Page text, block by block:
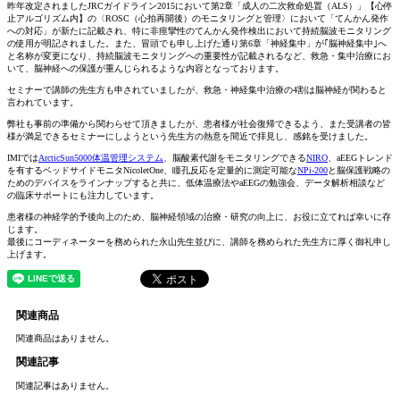
昨年改定されましたJRCガイドライン2015において第2章「成人の二次救命処置（ALS）」【心停
止アルゴリズム内】の〈ROSC（心拍再開後）のモニタリングと管理〉において「てんかん発作
への対応」が新たに記載され、特に非痙攣性のてんかん発作検出において持続脳波モニタリング
の使用が明記されました。また、冒頭でも申し上げた通り第6章「神経集中」が｢脳神経集中｣へ
と名称が変更になり、持続脳波モニタリングへの重要性が記載されるなど、救急・集中治療にお
いて、脳神経への保護が重んじられるような内容となっております。
セミナーで講師の先生方も申されていましたが、救急・神経集中治療の4割は脳神経が関わると
言われています。
弊社も事前の準備から関わらせて頂きましたが、患者様が社会復帰できるよう、また受講者の皆
様が満足できるセミナーにしようという先生方の熱意を間近で拝見し、感銘を受けました。
IMIではArcticSun5000体温管理システム 、脳酸素代謝をモニタリングできるNIRO 、aEEGトレンド
を有するベッドサイドモニタNicoletOne 、瞳孔反応を定量的に測定可能なNPi-200と脳保護戦略の
ためのデバイスをラインナップすると共に、低体温療法やaEEGの勉強会、データ解析相談など
の臨床サポートにも注力しています。
患者様の神経学的予後向上のため、脳神経領域の治療・研究の向上に、お役に立てれば幸いに存
じます。
最後にコーディネーターを務められた永山先生並びに、講師を務められた先生方に厚く御礼申し
上げます。
関連商品
関連商品はありません。
関連記事
関連記事はありません。